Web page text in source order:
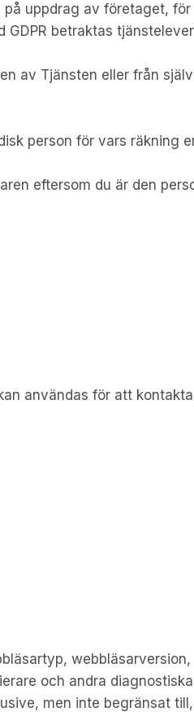
uppdrag av företaget,
betraktas
av Tjänsten eller från
person för vars räkning
eftersom du är den
användas för att
och andra
men inte begränsat